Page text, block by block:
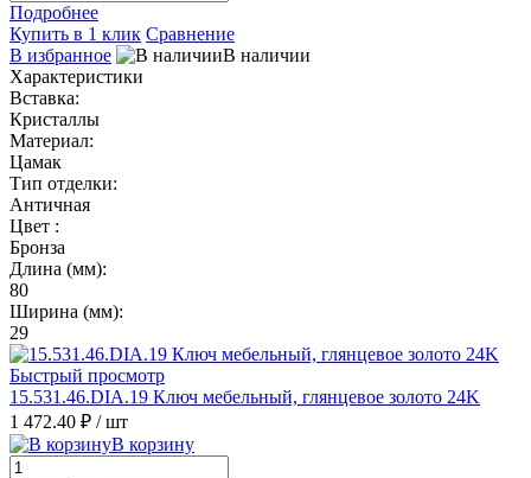
Подробнее
Купить в 1 клик Сравнение
В избранное
В наличии
Характеристики
Вставка:
Кристаллы
Материал:
Цамак
Тип отделки:
Античная
Цвет :
Бронза
Длина (мм):
80
Ширина (мм):
29
Быстрый просмотр
15.531.46.DIA.19 Ключ мебельный, глянцевое золото 24K
1 472.40 ₽ / шт
В корзину